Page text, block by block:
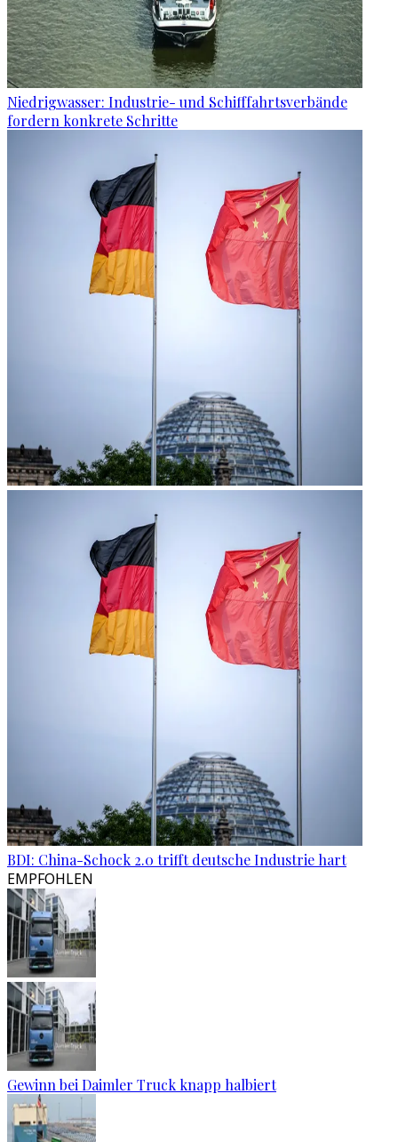
Niedrigwasser: Industrie- und Schifffahrtsverbände
fordern konkrete Schritte
BDI: China-Schock 2.0 trifft deutsche Industrie hart
EMPFOHLEN
Gewinn bei Daimler Truck knapp halbiert